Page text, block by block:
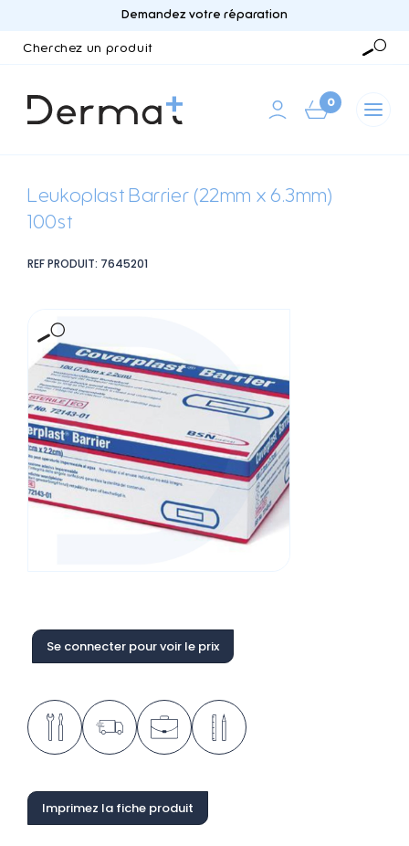
Demandez votre réparation
0
Leukoplast Barrier (22mm x 6.3mm)
100st
REF PRODUIT: 7645201
Se connecter pour voir le prix
Imprimez la fiche produit